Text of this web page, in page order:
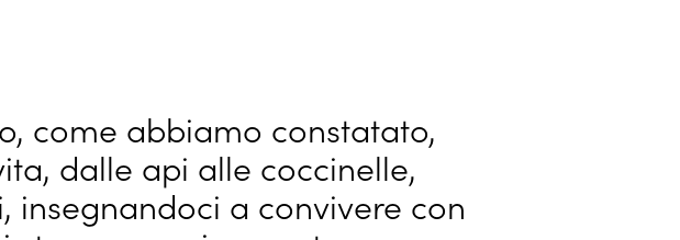
come abbiamo constatato,
dalle api alle coccinelle,
insegnandoci a convivere con